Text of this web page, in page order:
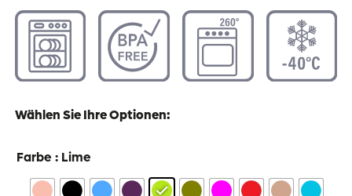
Wählen Sie Ihre Optionen:
Farbe : Lime